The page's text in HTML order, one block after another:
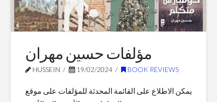
Blog Posts
مؤلفات حسين مهران
HUSSEIN 19/02/2024 BOOK REVIEWS
يمكن الاطلاع على القائمة المحدثة للمؤلفات على موقع